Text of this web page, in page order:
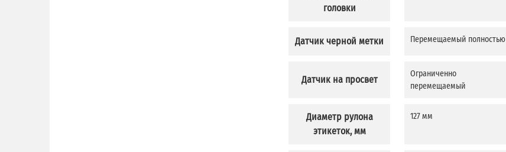
головки
Датчик черной метки
Датчик на просвет
Диаметр рулона
этикеток, мм
Перемещаемый полностью
Ограниченно
перемещаемый
127 мм